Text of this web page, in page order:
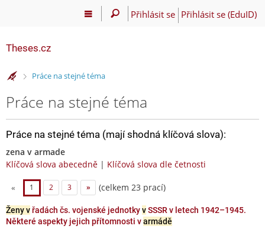
Přihlásit se Přihlásit se (EduID)
Theses.cz
>Práce na stejné téma
Práce na stejné téma
Práce na stejné téma (mají shodná klíčová slova):
zena v armade
Klíčová slova abecedně | Klíčová slova dle četnosti
« 1 2 3 » (celkem 23 prací)
Ženy vřadách čs. vojenské jednotkyvSSSR v letech 1942–1945.
Některé aspekty jejich přítomnosti varmádě